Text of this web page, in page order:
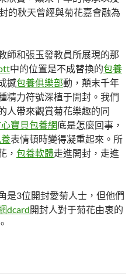
的秋天曾經與菊花嘉會融為
師和張玉發教員所展現的那
中的位置是不成替換的包養
撼包養俱樂部動，顛末千年
精力符號深植于開封。我們
人帶來觀賞菊花樂趣的同
寶貝包養網底是怎麼回事，
表情頓時變得凝重起來。所
， 包養軟體走進開封，走進
是3位開封愛菊人士，但他們
dcard開封人對于菊花由衷的